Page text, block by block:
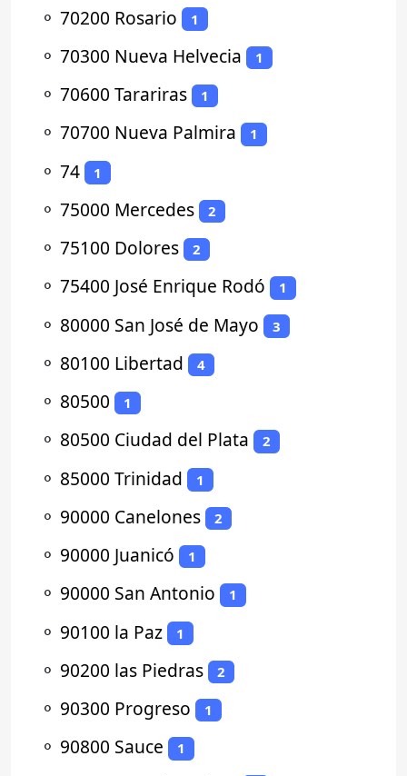
⚬ 70200 Rosario 1
⚬ 70300 Nueva Helvecia 1
⚬ 70600 Tarariras 1
⚬ 70700 Nueva Palmira 1
⚬ 74 1
⚬ 75000 Mercedes 2
⚬ 75100 Dolores 2
⚬ 75400 José Enrique Rodó 1
⚬ 80000 San José de Mayo 3
⚬ 80100 Libertad 4
⚬ 80500 1
⚬ 80500 Ciudad del Plata 2
⚬ 85000 Trinidad 1
⚬ 90000 Canelones 2
⚬ 90000 Juanicó 1
⚬ 90000 San Antonio 1
⚬ 90100 la Paz 1
⚬ 90200 las Piedras 2
⚬ 90300 Progreso 1
⚬ 90800 Sauce 1